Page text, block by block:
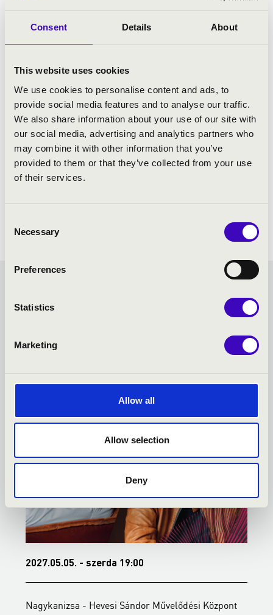
Consent Details About
This website uses cookies
We use cookies to personalise content and ads, to
provide social media features and to analyse our traffic.
We also share information about your use of our site with
our social media, advertising and analytics partners who
may combine it with other information that you’ve
provided to them or that they’ve collected from your use
of their services.
Selection
Necessary
Preferences
Statistics
Marketing
Allow all
Allow selection
Deny
NAGYKANIZSA - TOVÁBBI
KONCERTEK
2027.05.05. - szerda 19:00
Nagykanizsa - Hevesi Sándor Művelődési Központ